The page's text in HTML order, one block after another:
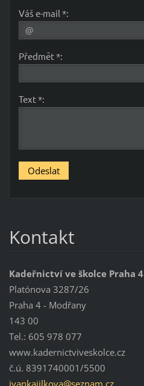
Váš e-mail *:
Předmět *:
Text *:
Kontakt
Kadeřnictví ve školce Praha 4
Platónova 3287/26
Praha 4 - Modřany
143 00
Tel.: 605 978 077
www.kadernictviveskolce.cz
č.ú. 8391740001/5500